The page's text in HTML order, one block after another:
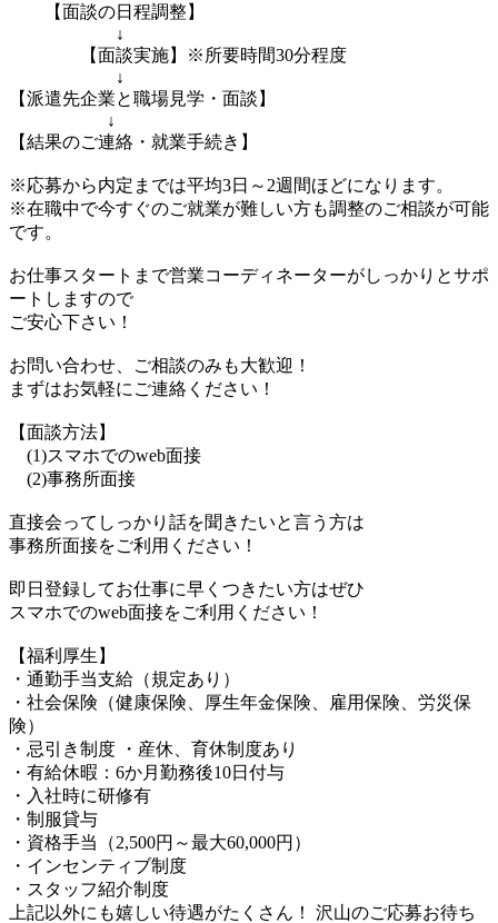
【面談の日程調整】
↓
【面談実施】※所要時間30分程度
↓
【派遣先企業と職場見学・面談】
↓
【結果のご連絡・就業手続き】
※応募から内定までは平均3日～2週間ほどになります。
※在職中で今すぐのご就業が難しい方も調整のご相談が可能
です。
お仕事スタートまで営業コーディネーターがしっかりとサポ
ートしますので
ご安心下さい！
お問い合わせ、ご相談のみも大歓迎！
まずはお気軽にご連絡ください！
【面談方法】
(1)スマホでのweb面接
(2)事務所面接
直接会ってしっかり話を聞きたいと言う方は
事務所面接をご利用ください！
即日登録してお仕事に早くつきたい方はぜひ
スマホでのweb面接をご利用ください！
【福利厚生】
・通勤手当支給（規定あり）
・社会保険（健康保険、厚生年金保険、雇用保険、労災保
険）
・忌引き制度 ・産休、育休制度あり
・有給休暇：6か月勤務後10日付与
・入社時に研修有
・制服貸与
・資格手当（2,500円～最大60,000円）
・インセンティブ制度
・スタッフ紹介制度
上記以外にも嬉しい待遇がたくさん！ 沢山のご応募お待ち